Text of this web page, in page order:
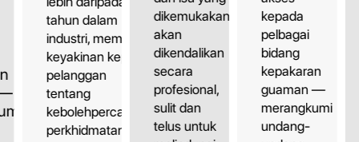
—
tahun dalam
industri, memberi
keyakinan kepada
pelanggan
tentang
kebolehpercayaan
perkhidmatan.
dikemukakan
akan
dikendalikan
secara
profesional,
sulit dan
telus untuk
kepada
pelbagai
bidang
kepakaran
guaman —
merangkumi
undang-